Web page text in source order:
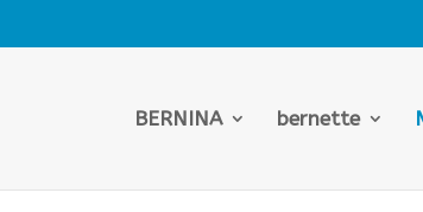
BERNINA bernette